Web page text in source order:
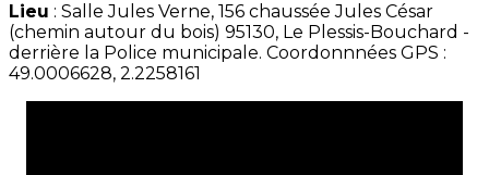
Lieu : Salle Jules Verne, 156 chaussée Jules César
(chemin autour du bois) 95130, Le Plessis-Bouchard -
derrière la Police municipale. Coordonnnées GPS :
49.0006628, 2.2258161